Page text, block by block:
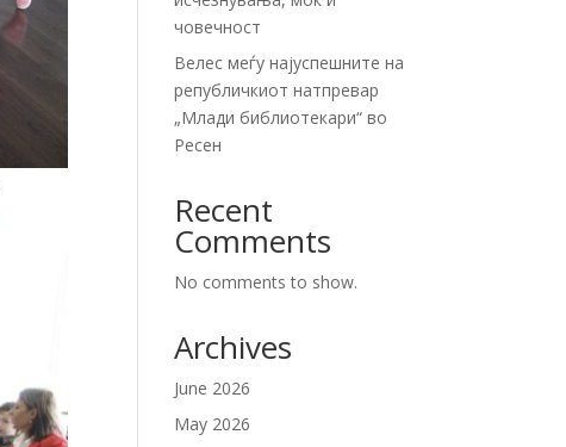
човечност
Велес меѓу најуспешните на
републичкиот натпревар
„Млади библиотекари“ во
Ресен
Recent
Comments
No comments to show.
Archives
June 2026
May 2026